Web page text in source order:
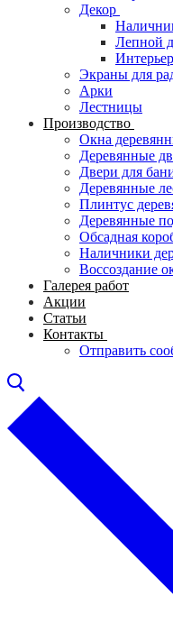
Декор
Лепной
Экраны для
Арки
Лестницы
Производство
Окна
Деревянные
Двери для
Деревянные
Плинтус
Деревянные
Обсадная
Наличники
Воссоздание
Галерея работ
Акции
Статьи
Контакты
Отправить